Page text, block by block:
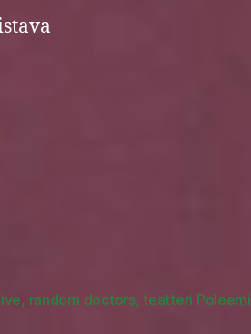
, random doctors, teatteri Poleemi